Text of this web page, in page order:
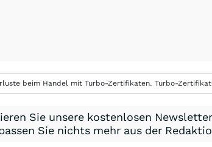
beim Handel mit Turbo-Zertifikaten. Turbo-
Sie unsere kostenlosen
Sie nichts mehr aus der